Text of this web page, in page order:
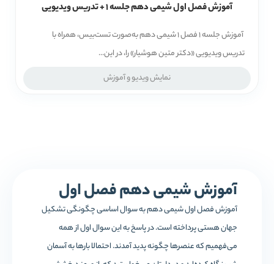
آموزش فصل اول شیمی دهم جلسه 1 + تدریس ویدیویی
آموزش جلسه 1 فصل 1 شیمی دهم به‌صورت تست‌بیس، همراه با
تدریس ویدیویی «دکتر متین هوشیار» را، در این...
نمایش ویدیو و آموزش
آموزش شیمی دهم فصل اول
آموزش فصل اول شیمی دهم به سوال اساسی چگونگی تشکیل
جهان هستی پرداخته‌ است. در پاسخ به این سوال اول از همه
می‌فهمیم که عنصرها چگونه پدید آمدند. احتمالا بارها به آسمان